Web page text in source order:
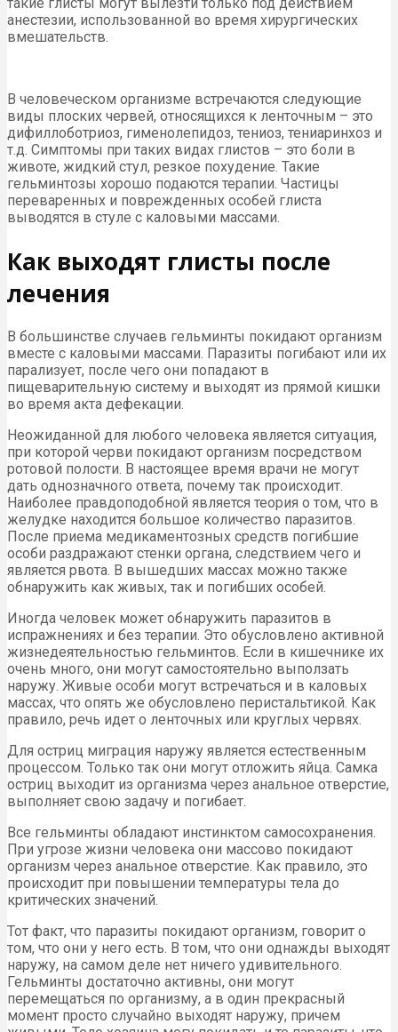
анестезии, использованной во время хирургических
вмешательств.
В человеческом организме встречаются следующие
виды плоских червей, относящихся к ленточным – это
дифиллоботриоз, гименолепидоз, тениоз, тениаринхоз и
т.д. Симптомы при таких видах глистов – это боли в
животе, жидкий стул, резкое похудение. Такие
гельминтозы хорошо подаются терапии. Частицы
переваренных и поврежденных особей глиста
выводятся в стуле с каловыми массами.
Как выходят глисты после
лечения
В большинстве случаев гельминты покидают организм
вместе с каловыми массами. Паразиты погибают или их
парализует, после чего они попадают в
пищеварительную систему и выходят из прямой кишки
во время акта дефекации.
Неожиданной для любого человека является ситуация,
при которой черви покидают организм посредством
ротовой полости. В настоящее время врачи не могут
дать однозначного ответа, почему так происходит.
Наиболее правдоподобной является теория о том, что в
желудке находится большое количество паразитов.
После приема медикаментозных средств погибшие
особи раздражают стенки органа, следствием чего и
является рвота. В вышедших массах можно также
обнаружить как живых, так и погибших особей.
Иногда человек может обнаружить паразитов в
испражнениях и без терапии. Это обусловлено активной
жизнедеятельностью гельминтов. Если в кишечнике их
очень много, они могут самостоятельно выползать
наружу. Живые особи могут встречаться и в каловых
массах, что опять же обусловлено перистальтикой. Как
правило, речь идет о ленточных или круглых червях.
Для остриц миграция наружу является естественным
процессом. Только так они могут отложить яйца. Самка
остриц выходит из организма через анальное отверстие,
выполняет свою задачу и погибает.
Все гельминты обладают инстинктом самосохранения.
При угрозе жизни человека они массово покидают
организм через анальное отверстие. Как правило, это
происходит при повышении температуры тела до
критических значений.
Тот факт, что паразиты покидают организм, говорит о
том, что они у него есть. В том, что они однажды выходят
наружу, на самом деле нет ничего удивительного.
Гельминты достаточно активны, они могут
перемещаться по организму, а в один прекрасный
момент просто случайно выходят наружу, причем